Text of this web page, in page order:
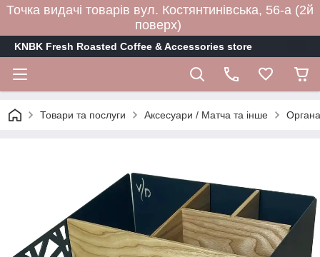
Точка видачі товарів вул. Костянтинівська, 56-а (2й
поверх)
KNBK Fresh Roasted Coffee & Accessories store
Товари та послуги Аксесуари / Матча та інше